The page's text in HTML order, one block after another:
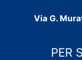
Via G.
PER